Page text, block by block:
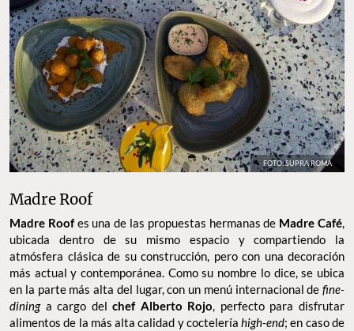
FOTO: SUPRA ROMA
Madre Roof
Madre Roofes una de las propuestas hermanas de Madre Café,
ubicada dentro de su mismo espacio y compartiendo la
atmósfera clásica de su construcción, pero con una decoración
más actual y contemporánea. Como su nombre lo dice, se ubica
en la parte más alta del lugar, con un menú internacional de fine-
dining a cargo delchef Alberto Rojo, perfecto para disfrutar
alimentos de la más alta calidad y cocteleríahigh-end; en caso de